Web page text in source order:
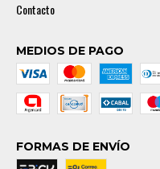
Contacto
MEDIOS DE PAGO
FORMAS DE ENVÍO